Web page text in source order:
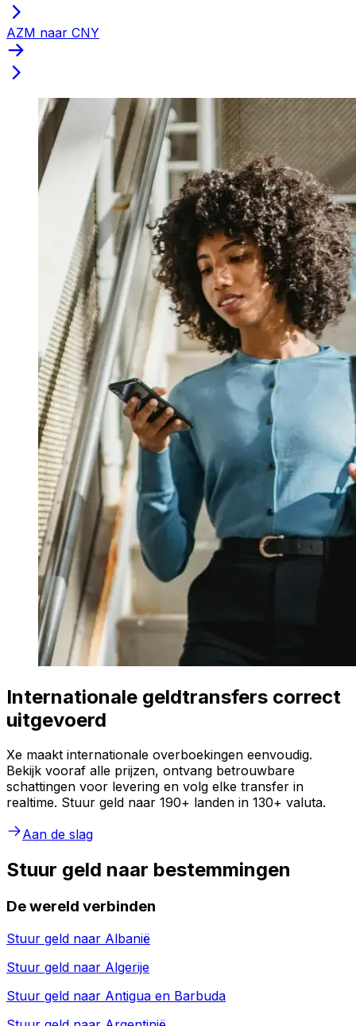
AZM naar CNY
Internationale geldtransfers correct
uitgevoerd
Xe maakt internationale overboekingen eenvoudig.
Bekijk vooraf alle prijzen, ontvang betrouwbare
schattingen voor levering en volg elke transfer in
realtime. Stuur geld naar 190+ landen in 130+ valuta.
Aan de slag
Stuur geld naar bestemmingen
De wereld verbinden
Stuur geld naar Albanië
Stuur geld naar Algerije
Stuur geld naar Antigua en Barbuda